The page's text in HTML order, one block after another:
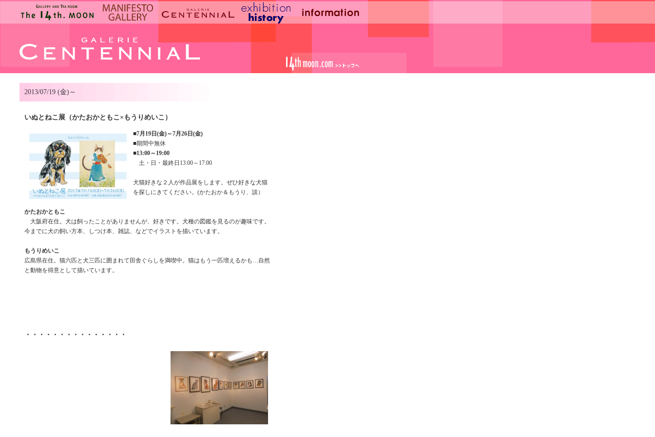
2013/07/19 (金)～
いぬとねこ展（かたおかともこ×もうりめいこ）
■7月19日(金)～7月26日(金)
■期間中無休
■13:00～19:00
土・日・最終日13:00～17:00
犬猫好きな２人が作品展をします。ぜひ好きな犬猫
を探しにきてください。(かたおか＆もうり、談）
かたおかともこ
大阪府在住。犬は飼ったことがありませんが、好きです。犬種の図鑑を見るのが趣味です。
今までに犬の飼い方本、しつけ本、雑誌、などでイラストを描いています。
もうりめいこ
広島県在住。猫六匹と犬三匹に囲まれて田舎ぐらしを満喫中。猫はもう一匹増えるかも…自然
と動物を得意として描いています。
・・・・・・・・・・・・・・・